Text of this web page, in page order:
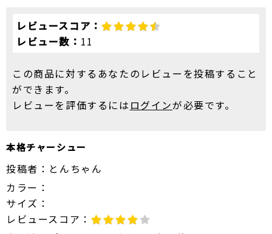
レビュースコア：
レビュー数： 11
この商品に対するあなたのレビューを投稿すること
ができます。
レビューを評価するには ログインが必要です。
本格チャーシュー
投稿者： とんちゃん
カラー：
サイズ：
レビュースコア：